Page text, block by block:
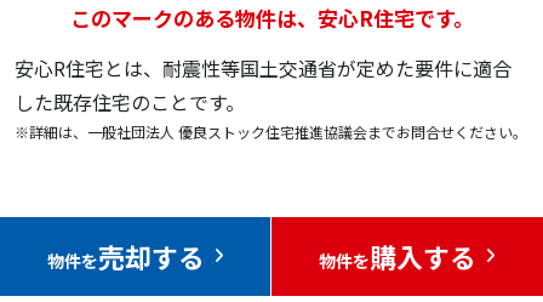
このマークのある物件は、安心R住宅です。
安心R住宅とは、耐震性等国土交通省が定めた要件に適合
した既存住宅のことです。
※詳細は、一般社団法人 優良ストック住宅推進協議会までお問合せください。
物件を売却する 物件を購入する